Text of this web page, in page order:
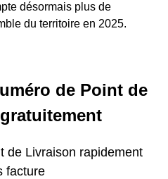
désormais plus de
du territoire en 2025.